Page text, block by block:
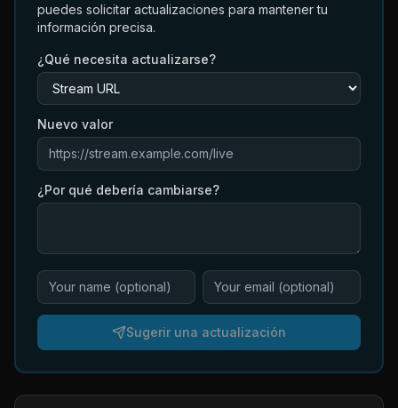
puedes solicitar actualizaciones para mantener tu
información precisa.
¿Qué necesita actualizarse?
Nuevo valor
¿Por qué debería cambiarse?
Sugerir una actualización